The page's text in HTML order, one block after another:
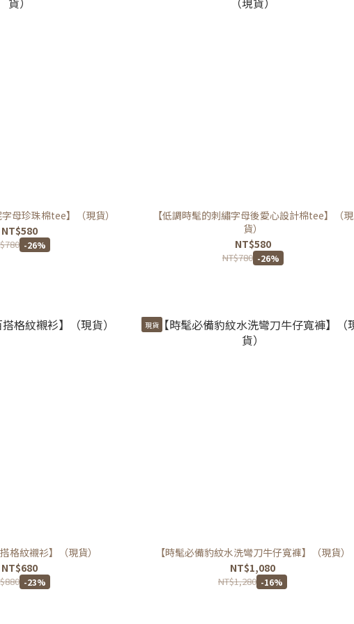
母珍珠棉tee】（現貨）
NT$580
-26%
【低調時髦的刺繡字母後愛心設計棉tee】（現
貨）
NT$580
NT$780 -26%
格紋襯衫】（現貨）
NT$680
-23%
現貨
【時髦必備豹紋水洗彎刀牛仔寬褲】（現貨）
NT$1,080
NT$1,280 -16%